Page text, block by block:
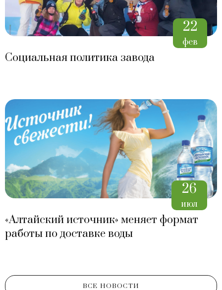
22
фев
Социальная политика завода
26
июл
«Алтайский источник» меняет формат
работы по доставке воды
ВСЕ НОВОСТИ